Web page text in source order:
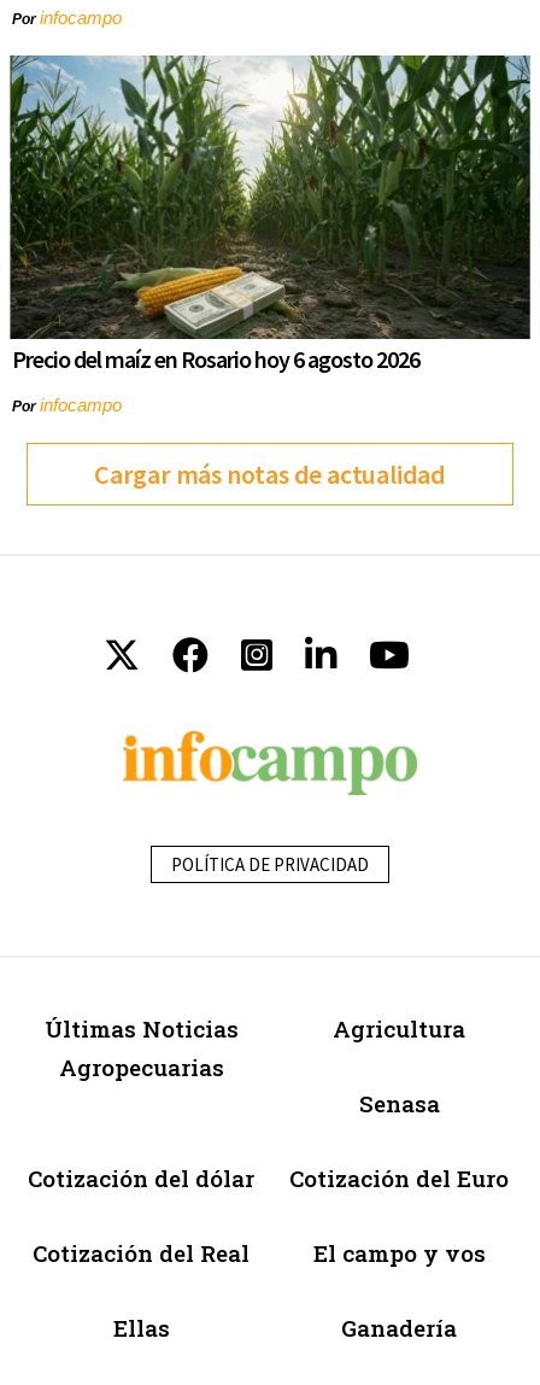
Porinfocampo
Precio del maíz en Rosario hoy 6 agosto 2026
Porinfocampo
Cargar más notas de actualidad
POLÍTICA DE PRIVACIDAD
Últimas Noticias
Agropecuarias
Agricultura
Senasa
Cotización del dólar Cotización del Euro
Cotización del Real El campo y vos
Ellas Ganadería